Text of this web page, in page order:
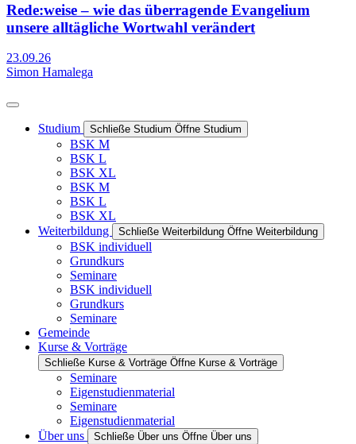
Rede:weise – wie das überragende Evangelium
unsere alltägliche Wortwahl verändert
23.09.26
Simon Hamalega
Studium Schließe Studium Öffne Studium
BSK M
BSK L
BSK XL
BSK M
BSK L
BSK XL
Weiterbildung
Schließe Weiterbildung Öffne Weiterbildung
BSK individuell
Grundkurs
Seminare
BSK individuell
Grundkurs
Seminare
Gemeinde
Kurse & Vorträge
Schließe Kurse & Vorträge Öffne Kurse & Vorträge
Seminare
Eigenstudienmaterial
Seminare
Eigenstudienmaterial
Über uns
Schließe Über uns Öffne Über uns